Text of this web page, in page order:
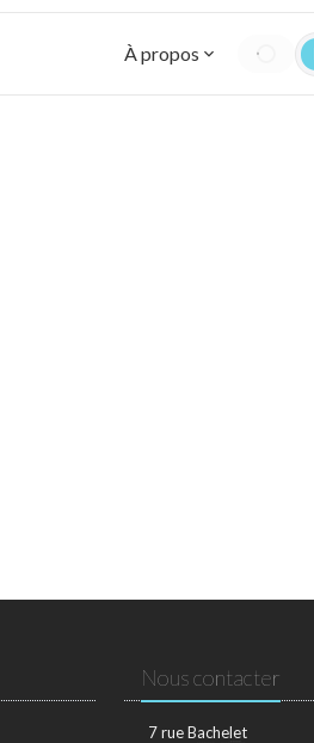
À propos
Nous contacter
7 rue Bachelet